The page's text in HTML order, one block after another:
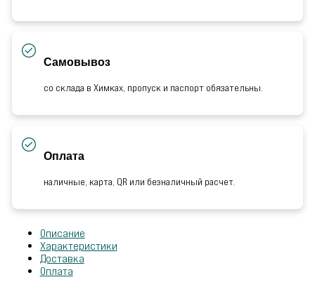
Самовывоз
со склада в Химках, пропуск и паспорт обязательны.
Оплата
наличные, карта, QR или безналичный расчет.
Описание
Характеристики
Доставка
Оплата